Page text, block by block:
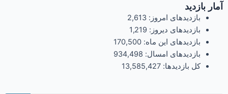
آمار بازدید
بازدیدهای امروز: 2,613
بازدیدهای دیروز: 1,219
بازدیدهای این ماه: 170,500
بازدیدهای امسال: 934,498
کل بازدیدها: 13,585,427